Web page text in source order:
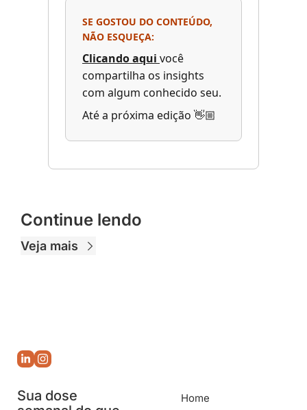
SE GOSTOU DO CONTEÚDO,
NÃO ESQUEÇA:
Clicando aqui você
compartilha os insights
com algum conhecido seu.
Até a próxima edição 👋🏼
Continue lendo
Veja mais
Sua dose
Home